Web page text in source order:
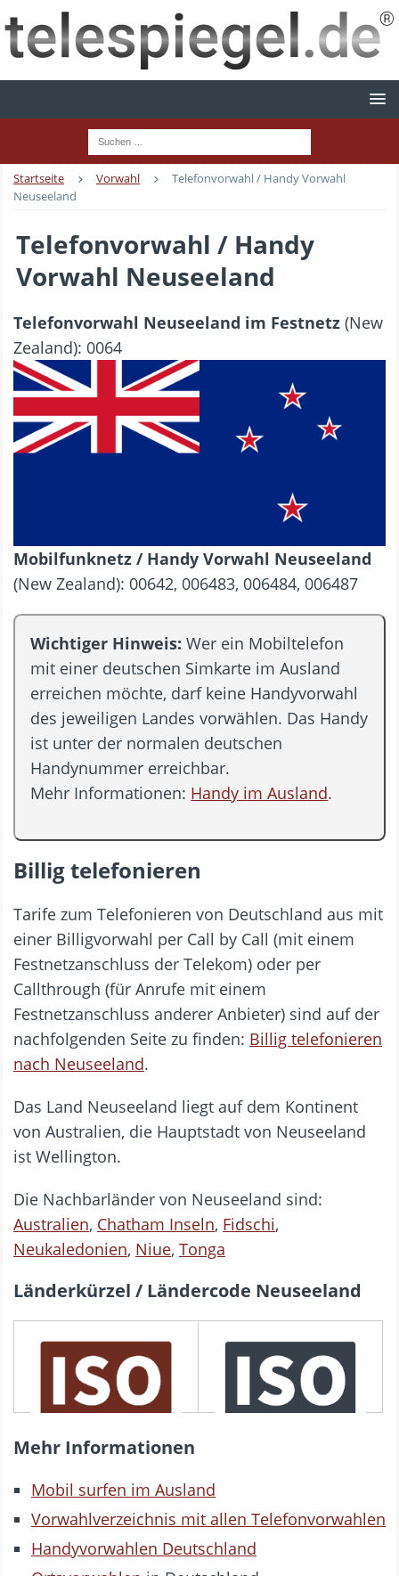
Startseite Vorwahl
Telefonvorwahl / Handy Vorwahl
Neuseeland
Telefonvorwahl / Handy
Vorwahl Neuseeland
Telefonvorwahl Neuseeland im Festnetz (New
Zealand): 0064
Mobilfunknetz / Handy Vorwahl Neuseeland
(New Zealand): 00642, 006483, 006484, 006487
Wichtiger Hinweis: Wer ein Mobiltelefon
mit einer deutschen Simkarte im Ausland
erreichen möchte, darf keine Handyvorwahl
des jeweiligen Landes vorwählen. Das Handy
ist unter der normalen deutschen
Handynummer erreichbar.
Mehr Informationen: Handy im Ausland.
Billig telefonieren
Tarife zum Telefonieren von Deutschland aus mit
einer Billigvorwahl per Call by Call (mit einem
Festnetzanschluss der Telekom) oder per
Callthrough (für Anrufe mit einem
Festnetzanschluss anderer Anbieter) sind auf der
nachfolgenden Seite zu finden: Billig telefonieren
nach Neuseeland.
Das Land Neuseeland liegt auf dem Kontinent
von Australien, die Hauptstadt von Neuseeland
ist Wellington.
Die Nachbarländer von Neuseeland sind:
Australien, Chatham Inseln, Fidschi,
Neukaledonien, Niue, Tonga
Länderkürzel / Ländercode Neuseeland
3166 ALPHA-3
NZL
3166 ALPHA-2
NZ
Mehr Informationen
Mobil surfen im Ausland
Vorwahlverzeichnis mit allen Telefonvorwahlen
Handyvorwahlen Deutschland